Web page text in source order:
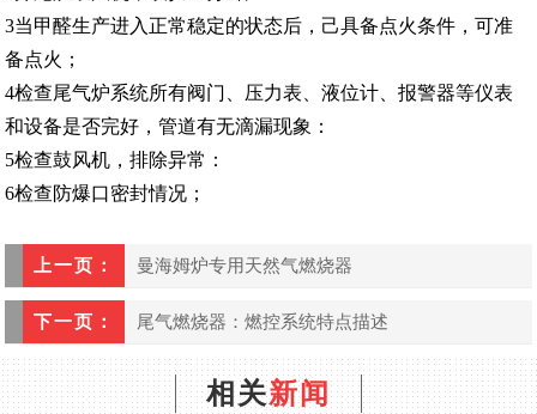
3当甲醛生产进入正常稳定的状态后，己具备点火条件，可准
备点火；
4检查尾气炉系统所有阀门、压力表、液位计、报警器等仪表
和设备是否完好，管道有无滴漏现象：
5检查鼓风机，排除异常：
6检查防爆口密封情况；
上一页： 曼海姆炉专用天然气燃烧器
下一页： 尾气燃烧器：燃控系统特点描述
相关新闻